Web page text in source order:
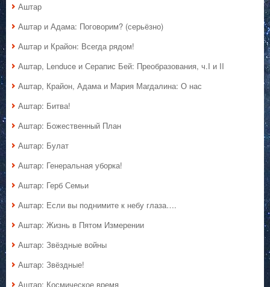
Аштар
Аштар и Адама: Поговорим? (серьёзно)
Аштар и Крайон: Всегда рядом!
Аштар, Lenduce и Серапис Бей: Преобразования, ч.I и II
Аштар, Крайон, Адама и Мария Магдалина: О нас
Аштар: Битва!
Аштар: Божественный План
Аштар: Булат
Аштар: Генеральная уборка!
Аштар: Герб Семьи
Аштар: Если вы поднимите к небу глаза….
Аштар: Жизнь в Пятом Измерении
Аштар: Звёздные войны
Аштар: Звёздные!
Аштар: Космическое время